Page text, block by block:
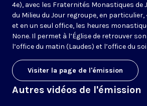
4e), avec les Fraternités Monastiques de
du Milieu du Jour regroupe, en particulier,
et en un seul office, les heures
None. Il permet à l’Église de retrouver
l’office du matin (Laudes) et l’office du
Visiter la page de l'émission
Autres vidéos de l'émission